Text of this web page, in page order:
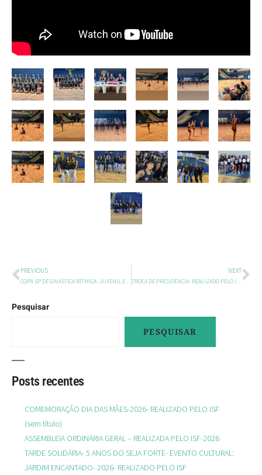
PREVIOUS
COPA SP DE GINÁSTICA RÍTMICA- JUVENIL E ADULTO AVANÇADO REALIZADA PELA FPG- 2024
NEXT
TROCA DE PRESIDÊNCIA- REALIZADO PELO ISF- 2024
Pesquisar
PESQUISAR
Posts recentes
COMEMORAÇÃO DIA DAS MÃES-2026- REALIZADO PELO ISF
(sem título)
ASSEMBLEIA ORDINÁRIA GERAL – REALIZADA PELO ISF-2026
TARDE SOLIDÁRIA- 5 ANOS DO SEJA FORTE- EVENTO CULTURAL:
JARDIM ENCANTADO- 2026- REALIZADO PELO ISF